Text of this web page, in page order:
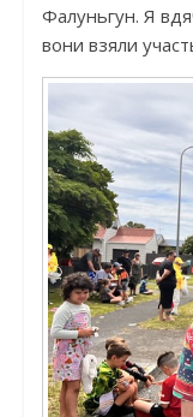
Фалуньгун. Я
вони взяли